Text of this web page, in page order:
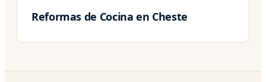
Reformas de Cocina en Cheste